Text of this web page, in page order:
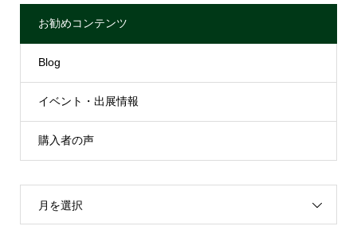
お勧めコンテンツ
Blog
イベント・出展情報
購入者の声
月を選択